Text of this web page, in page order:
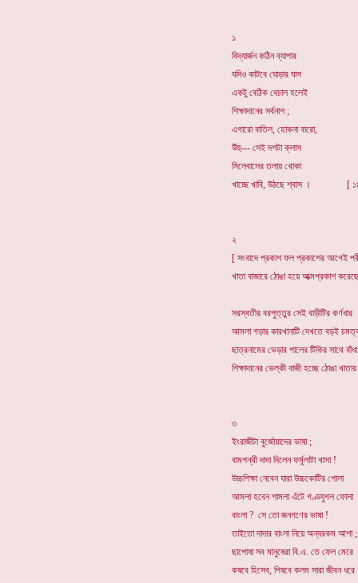
১
বিদ্যার্জন কঠিন ব্যাপার
যদিও কাটবে ঘোড়ার ঘাস
একটু বেঠিক বেচাল হলেই
শিক্ষাদানের সর্বনাশ ;
এগারো বাতিল, হোকনা বারো,
উঁহু--- সেই দশটা ক্লাস
সিলেবাসের তলায় খোকা
খাচ্ছে খাবি, উঠছে শ্বাস । [
২
[ সংবাদে প্রকাশ ফল প্রকাশের আগেই
খাতা বাজারে ঠোঙা হয়ে আত্মপ্রকাশ
সরস্বতীর বরপুত্তুর সেই বাড়ীটির কর্ণধার
আমলা গড়ার কারখানাটি দেখতে বড়ই
ছাত্রনামের ভেড়ার পালের টিকির সাথে বাঁধা
শিক্ষাদানের ভেল্কী বাজী হচ্ছে
৩
ইংরাজীটা বুর্জোয়াদের ভাষা ;
বামপন্থী দাদা দিলেন ফর্মূলাটা খাসা !
উচ্চশিক্ষা নেবেন যারা উচ্চকোটির পোলা
আমলা হবেন শামলা এঁটে গণ্ডযুগল ফোলা
বাংলা ? সে তো জনগণের ভাষা !
তাইতো দাদার বাংলা নিয়ে অন্যরকম আশা ;
ছাপোষা সব মানুষেরা বি.এ. তে ফেল মেরে
কষবে হিসেব, পিষবে কলম সারা জীবন